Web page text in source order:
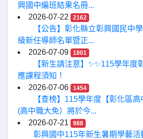
興國中編班結果名冊...
2026-07-22
2162
【公告】彰化縣立彰興國民中
級新任導師名單暨正...
2026-07-09
1801
【新生請注意】✨✨115學年度
應課程須知！
2026-07-06
1454
【查榜】115學年度【彰化區高
(高中職大免）將於今...
2026-07-21
988
彰興國中115年新生暑期學藝活